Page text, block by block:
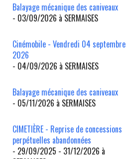
Balayage mécanique des caniveaux
- 03/09/2026 à SERMAISES
Cinémobile - Vendredi 04 septembre
2026
- 04/09/2026 à SERMAISES
Balayage mécanique des caniveaux
- 05/11/2026 à SERMAISES
CIMETIÈRE - Reprise de concessions
perpétuelles abandonnées
- 29/09/2025 - 31/12/2026 à